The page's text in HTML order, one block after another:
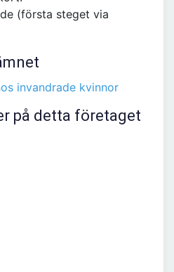
(första steget via
invandrade kvinnor
på detta företaget